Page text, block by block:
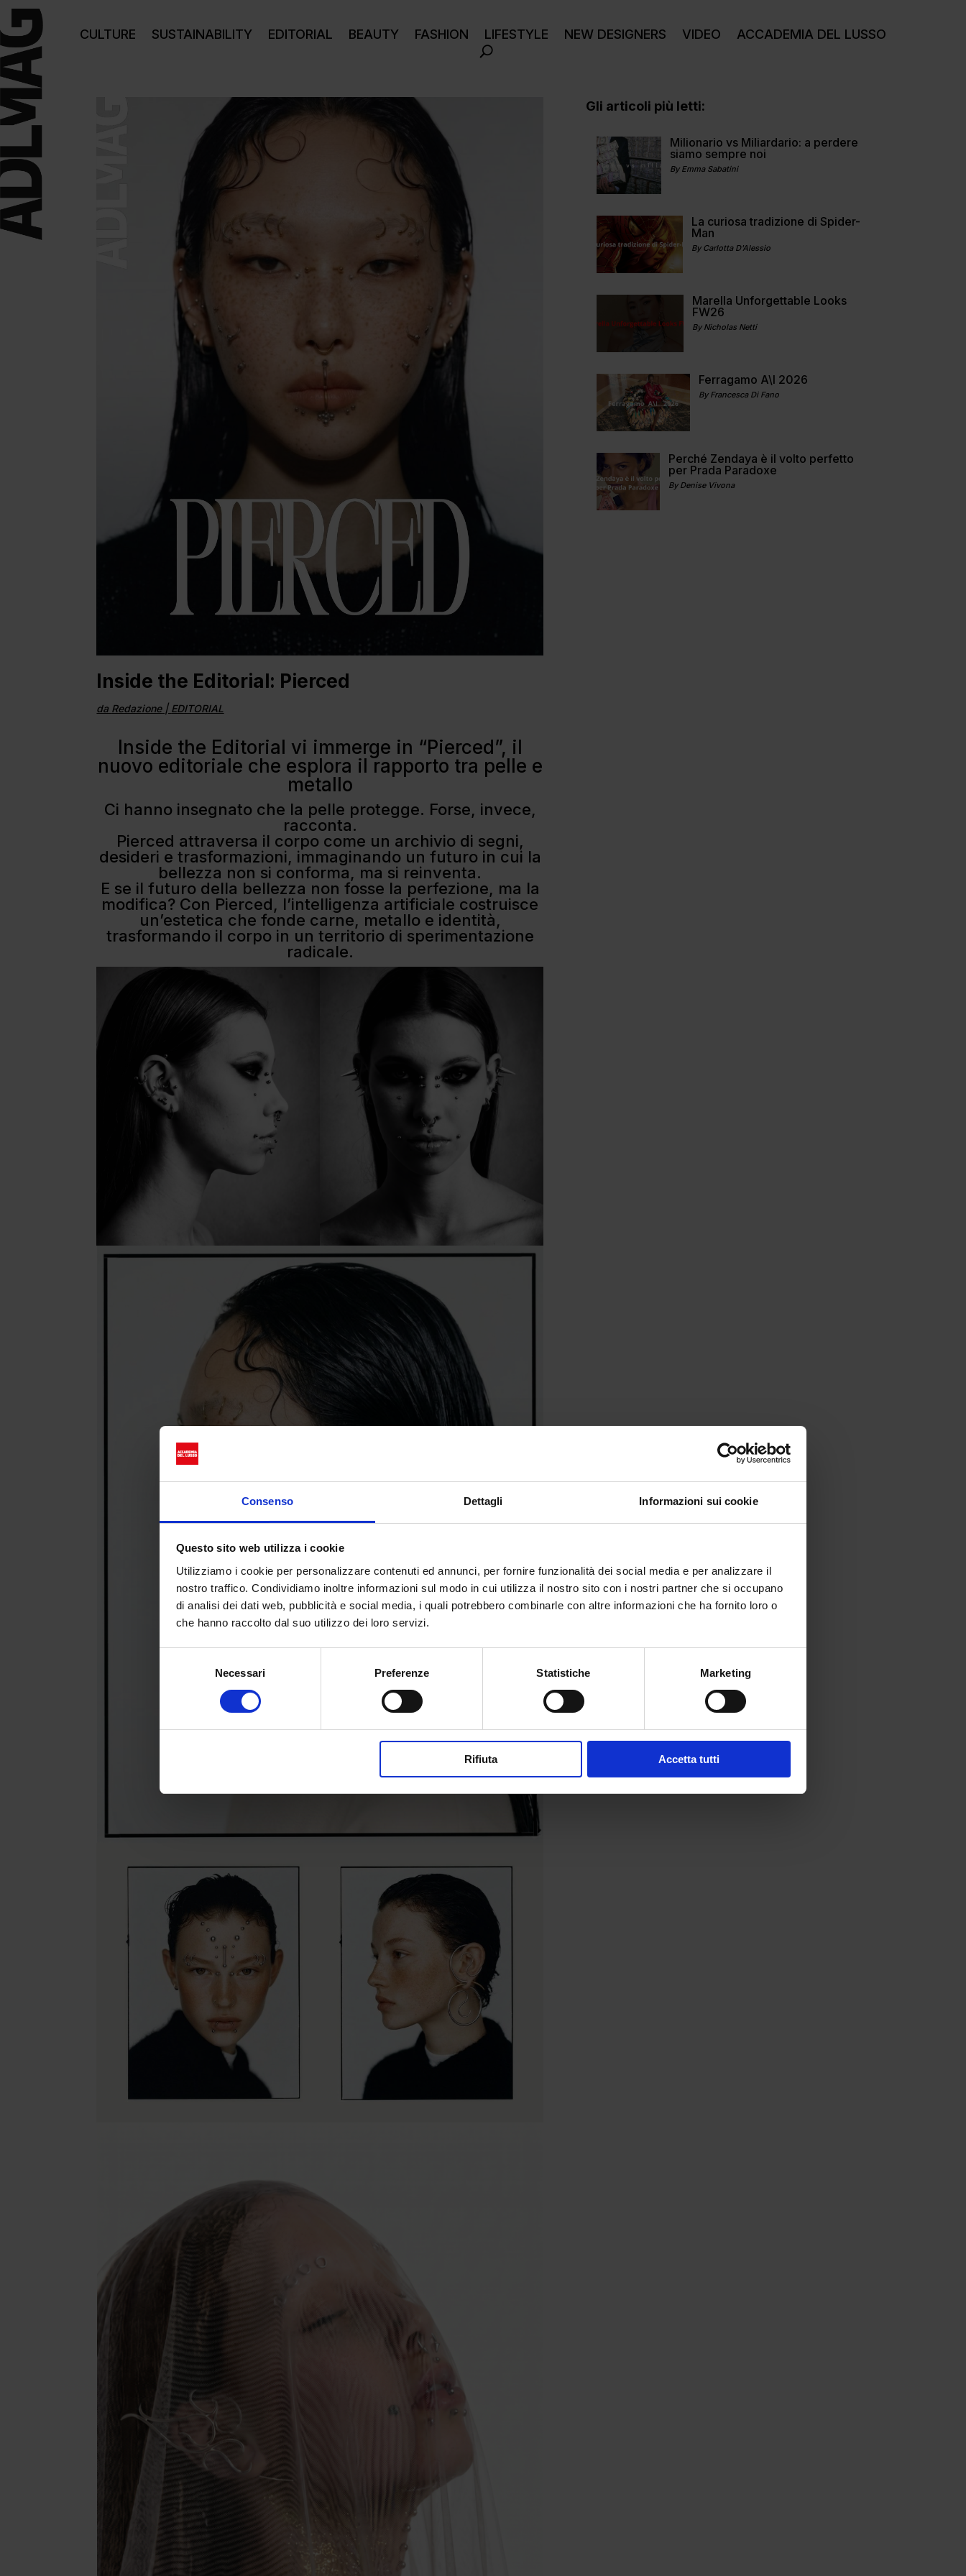
Consenso Dettagli Informazioni sui cookie
Questo sito web utilizza i cookie
Utilizziamo i cookie per personalizzare contenuti ed annunci, per fornire funzionalità dei social media e per analizzare il
nostro traffico. Condividiamo inoltre informazioni sul modo in cui utilizza il nostro sito con i nostri partner che si occupano
di analisi dei dati web, pubblicità e social media, i quali potrebbero combinarle con altre informazioni che ha fornito loro o
che hanno raccolto dal suo utilizzo dei loro servizi.
Necessari Preferenze Statistiche Marketing
Rifiuta Accetta tutti
CULTURE SUSTAINABILITY EDITORIAL BEAUTY FASHION LIFESTYLE NEW DESIGNERS VIDEO ACCADEMIA DEL LUSSO
Inside the Editorial: Pierced
da Redazione| EDITORIAL
Inside the Editorial vi immerge in “Pierced”, il
nuovo editoriale che esplora il rapporto tra pelle e
metallo
Ci hanno insegnato che la pelle protegge. Forse, invece,
racconta.
Pierced attraversa il corpo come un archivio di segni,
desideri e trasformazioni, immaginando un futuro in cui la
bellezza non si conforma, ma si reinventa.
E se il futuro della bellezza non fosse la perfezione, ma la
modifica? Con Pierced, l’intelligenza artificiale costruisce
un’estetica che fonde carne, metallo e identità,
trasformando il corpo in un territorio di sperimentazione
radicale.
Gli articoli più letti:
Milionario vs Miliardario: a perdere
siamo sempre noi
By Emma Sabatini
La curiosa tradizione di Spider-
Man
By Carlotta D'Alessio
Marella Unforgettable Looks
FW26
By Nicholas Netti
Ferragamo A\I 2026
By Francesca Di Fano
Perché Zendaya è il volto perfetto
per Prada Paradoxe
By Denise Vivona